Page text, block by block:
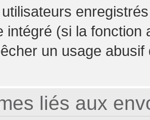
intégré (si la fonction
un usage
liés aux